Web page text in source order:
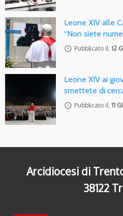
Leone XIV alle
“Non siete
access_time Pubblicato il: 12
Leone XIV ai
smettete di
access_time Pubblicato il: 11
Arcidiocesi di
38122